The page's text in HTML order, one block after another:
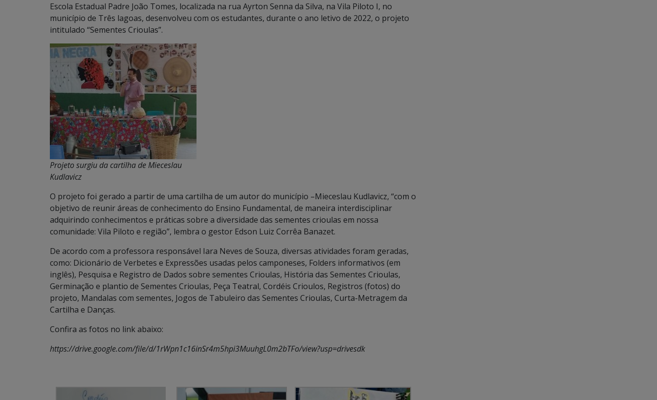
Escola Estadual Padre João Tomes, localizada na rua Ayrton Senna da Silva, na Vila Piloto I, no
município de Três lagoas, desenvolveu com os estudantes, durante o ano letivo de 2022, o projeto
intitulado “Sementes Crioulas”.
Projeto surgiu da cartilha de Mieceslau
Kudlavicz
O projeto foi gerado a partir de uma cartilha de um autor do município –Mieceslau Kudlavicz, “com o
objetivo de reunir áreas de conhecimento do Ensino Fundamental, de maneira interdisciplinar
adquirindo conhecimentos e práticas sobre a diversidade das sementes crioulas em nossa
comunidade: Vila Piloto e região”, lembra o gestor Edson Luiz Corrêa Banazet.
De acordo com a professora responsável Iara Neves de Souza, diversas atividades foram geradas,
como: Dicionário de Verbetes e Expressões usadas pelos camponeses, Folders informativos (em
inglês), Pesquisa e Registro de Dados sobre sementes Crioulas, História das Sementes Crioulas,
Germinação e plantio de Sementes Crioulas, Peça Teatral, Cordéis Crioulos, Registros (fotos) do
projeto, Mandalas com sementes, Jogos de Tabuleiro das Sementes Crioulas, Curta-Metragem da
Cartilha e Danças.
Confira as fotos no link abaixo:
https://drive.google.com/file/d/1rWpn1c16inSr4m5hpi3MuuhgL0m2bTFo/view?usp=drivesdk